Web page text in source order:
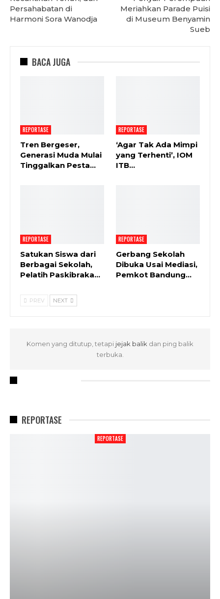
Persahabatan di
Harmoni Sora Wanodja
Meriahkan Parade Puisi
di Museum Benyamin
Sueb
BACA JUGA
REPORTASE
Tren Bergeser,
Generasi Muda Mulai
Tinggalkan Pesta…
REPORTASE
‘Agar Tak Ada Mimpi
yang Terhenti’, IOM
ITB…
REPORTASE
Satukan Siswa dari
Berbagai Sekolah,
Pelatih Paskibraka…
REPORTASE
Gerbang Sekolah
Dibuka Usai Mediasi,
Pemkot Bandung…
PREV NEXT
Komen yang ditutup, tetapi jejak balik dan ping balik
terbuka.
REPORTASE
REPORTASE